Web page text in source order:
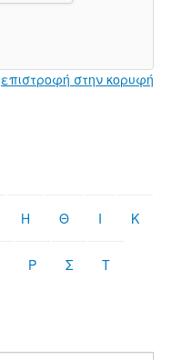
επιστροφή στην κορυφή
Η Θ Ι Κ
Ρ Σ Τ